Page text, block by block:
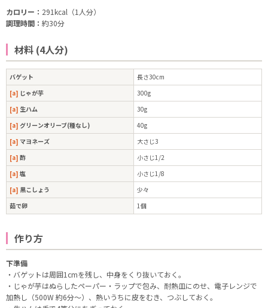
カロリー： 291kcal（1人分）
調理時間： 約30分
材料 (4人分)
バゲット
長さ30cm
[a] じゃが芋
300g
[a] 生ハム
30g
[a] グリーンオリーブ(種なし)
40g
[a] マヨネーズ
大さじ3
[a] 酢
小さじ1/2
[a] 塩
小さじ1/8
[a] 黒こしょう
少々
茹で卵
1個
作り方
下準備
・バゲットは周囲1cmを残し、中身をくり抜いておく。
・じゃが芋はぬらしたペーパー・ラップで包み、耐熱皿にのせ、電子レンジで
加熱し（500W 約6分～）、熱いうちに皮をむき、つぶしておく。